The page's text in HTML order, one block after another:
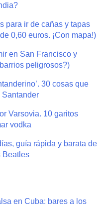
para ir de cañas y tapas
0,60 euros. ¡Con mapa!)
en San Francisco y
peligrosos?)
30 cosas que
Santander
Varsovia. 10 garitos
vodka
guía rápida y barata de
Beatles
en Cuba: bares a los